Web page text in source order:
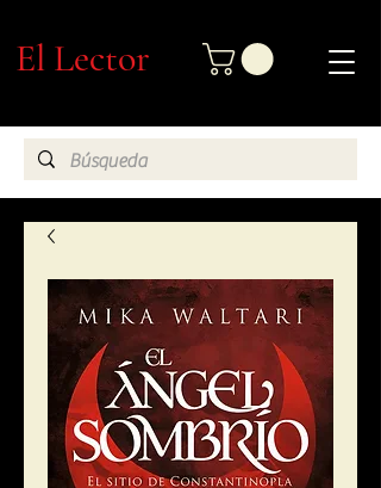
El Lector